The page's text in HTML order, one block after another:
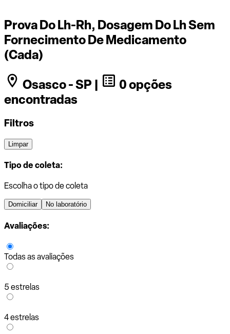
Prova Do Lh-Rh, Dosagem Do Lh Sem
Fornecimento De Medicamento
(Cada)
Osasco - SP |
0 opções
encontradas
Filtros
Limpar
Tipo de coleta:
Escolha o tipo de coleta
Domiciliar No laboratório
Avaliações:
Todas as avaliações
5 estrelas
4 estrelas